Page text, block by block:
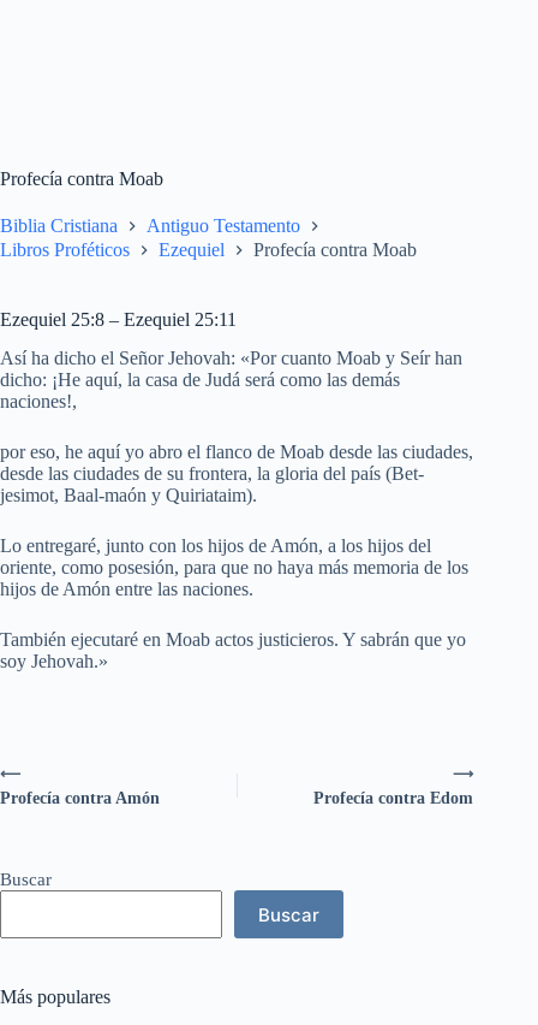
Profecía contra Moab
Biblia Cristiana
Antiguo Testamento
Libros Proféticos
Ezequiel Profecía contra Moab
Ezequiel 25:8 – Ezequiel 25:11
Así ha dicho el Señor Jehovah: «Por cuanto Moab y Seír han
dicho: ¡He aquí, la casa de Judá será como las demás
naciones!,
por eso, he aquí yo abro el flanco de Moab desde las ciudades,
desde las ciudades de su frontera, la gloria del país (Bet-
jesimot, Baal-maón y Quiriataim).
Lo entregaré, junto con los hijos de Amón, a los hijos del
oriente, como posesión, para que no haya más memoria de los
hijos de Amón entre las naciones.
También ejecutaré en Moab actos justicieros. Y sabrán que yo
soy Jehovah.»
⟶
Profecía contra Edom
⟵
Profecía contra Amón
Buscar
Buscar
Más populares